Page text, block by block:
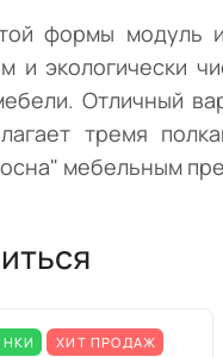
формы модуль
и экологически
Отличный
тремя
мебельным
ХИТ ПРОДАЖ